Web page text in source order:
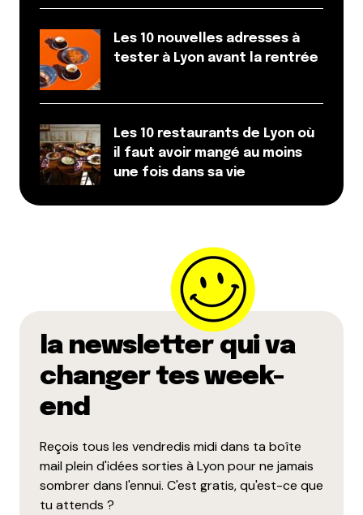
Les 10 nouvelles adresses à
tester à Lyon avant la rentrée
Les 10 restaurants de Lyon où
il faut avoir mangé au moins
une fois dans sa vie
la newsletter qui va
changer tes week-
end
Reçois tous les vendredis midi dans ta boîte
mail plein d'idées sorties à Lyon pour ne jamais
sombrer dans l'ennui. C'est gratis, qu'est-ce que
tu attends ?